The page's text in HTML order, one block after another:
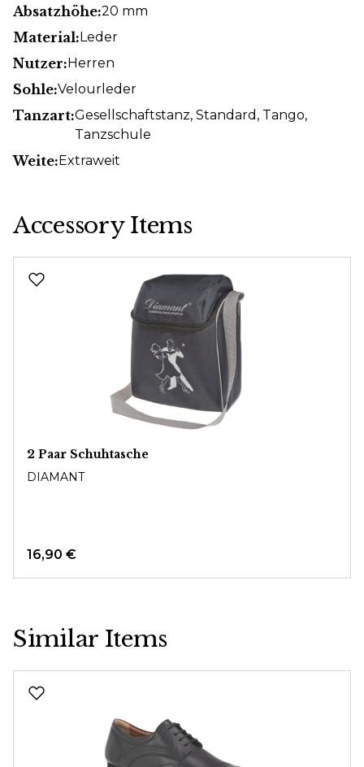
Absatzhöhe:20 mm
Material:Leder
Nutzer:Herren
Sohle:Velourleder
Tanzart:Gesellschaftstanz, Standard , Tango,
Tanzschule
Weite:Extraweit
Accessory Items
2 Paar Schuhtasche
DIAMANT
16,90 €
Similar Items